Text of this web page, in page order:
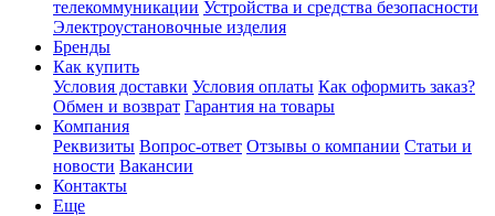
телекоммуникации Устройства и средства безопасности
Электроустановочные изделия
Бренды
Как купить
Условия доставки Условия оплаты Как оформить заказ?
Обмен и возврат Гарантия на товары
Компания
Реквизиты Вопрос-ответ Отзывы о компании Статьи и
новости Вакансии
Контакты
Еще